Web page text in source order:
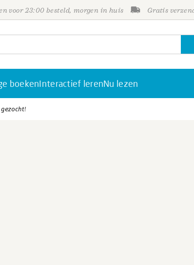
voor 23:00 besteld, morgen in huis Gratis
boekenInteractief lerenNu lezen